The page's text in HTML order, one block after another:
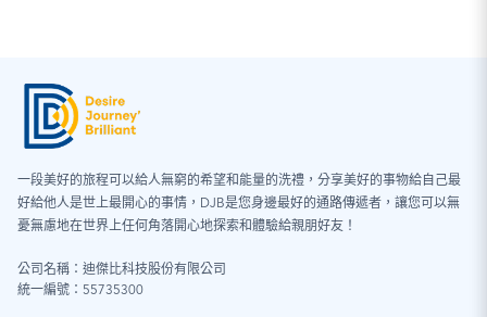
一段美好的旅程可以給人無窮的希望和能量的洗禮，分享美好的事物給自己最
好給他人是世上最開心的事情，DJB是您身邊最好的通路傳遞者，讓您可以無
憂無慮地在世界上任何角落開心地探索和體驗給親朋好友！
公司名稱：迪傑比科技股份有限公司
統一編號：55735300